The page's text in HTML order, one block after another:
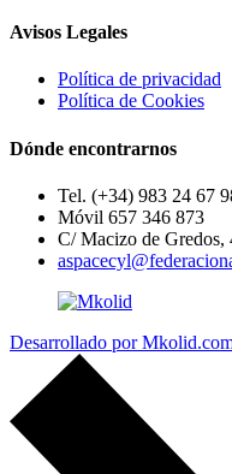
Avisos Legales
Política de privacidad
Política de Cookies
Dónde encontrarnos
Tel. (+34) 983 24 67
Móvil 657 346 873
C/ Macizo de Gredos,
Desarrollado por